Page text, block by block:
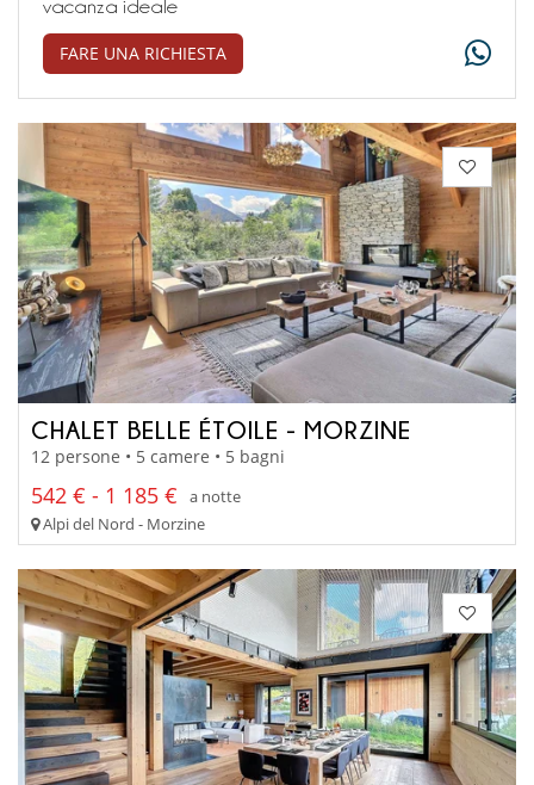
vacanza ideale
FARE UNA RICHIESTA
CHALET BELLE ÉTOILE - MORZINE
12 persone • 5 camere • 5 bagni
542 € - 1 185 €
a notte
Alpi del Nord - Morzine